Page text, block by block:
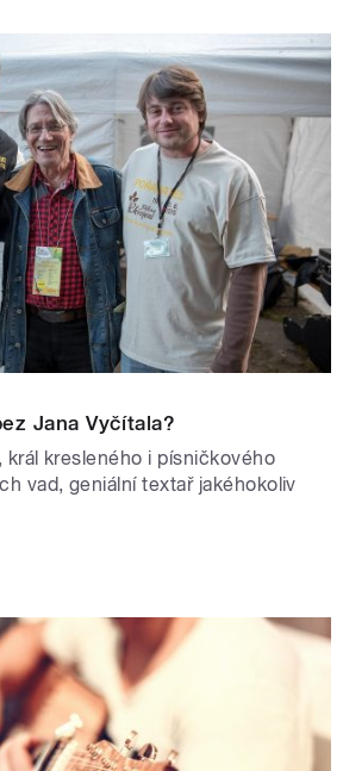
Jana Vyčítala?
král kresleného i písničkového
vad, geniální textař jakéhokoliv